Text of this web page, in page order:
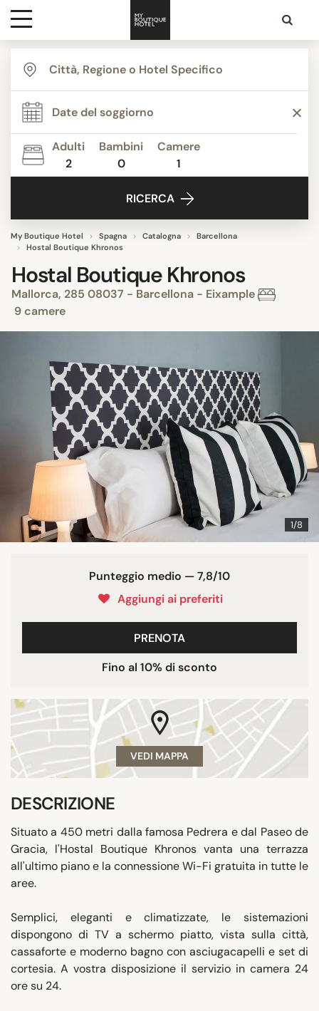
Destinazioni
Ispirazione
Contatti
Adulti
2
Bambini
0
Camere
1
RICERCA
My Boutique Hotel Spagna Catalogna
Barcellona
Hostal Boutique Khronos
Hostal Boutique Khronos
Mallorca, 285 08037 - Barcellona - Eixample
9 camere
1/8
Punteggio medio — 7,8/10
Aggiungi ai preferiti
PRENOTA
Fino al 10% di sconto
VEDI MAPPA
DESCRIZIONE
Situato a 450 metri dalla famosa Pedrera e dal Paseo de
Gracia, l'Hostal Boutique Khronos vanta una terrazza
all'ultimo piano e la connessione Wi-Fi gratuita in tutte le
aree.
Semplici, eleganti e climatizzate, le sistemazioni
dispongono di TV a schermo piatto, vista sulla città,
cassaforte e moderno bagno con asciugacapelli e set di
cortesia. A vostra disposizione il servizio in camera 24
ore su 24.